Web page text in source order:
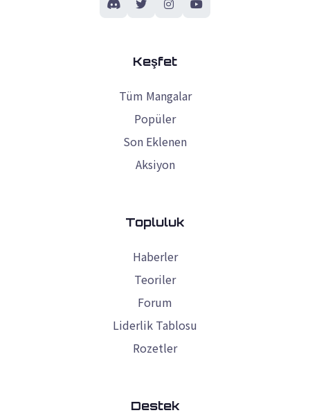
Keşfet
Tüm Mangalar
Popüler
Son Eklenen
Aksiyon
Topluluk
Haberler
Teoriler
Forum
Liderlik Tablosu
Rozetler
Destek